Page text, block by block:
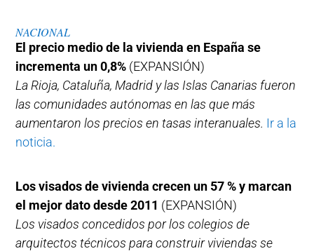
NACIONAL
El precio medio de la vivienda en España se
incrementa un 0,8% (EXPANSIÓN)
La Rioja, Cataluña, Madrid y las Islas Canarias fueron
las comunidades autónomas en las que más
aumentaron los precios en tasas interanuales. Ir a la
noticia.
Los visados de vivienda crecen un 57 % y marcan
el mejor dato desde 2011 (EXPANSIÓN)
Los visados concedidos por los colegios de
arquitectos técnicos para construir viviendas se